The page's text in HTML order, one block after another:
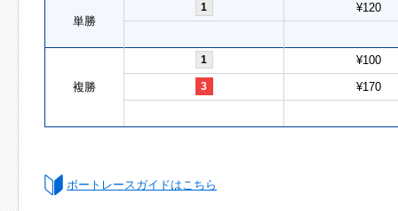
単勝
1 ¥120
複勝
1 ¥100
3 ¥170
ボートレースガイドはこちら